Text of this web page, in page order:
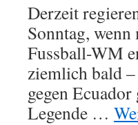
Derzeit
Sonntag,
Fussball-WM
ziemlich bald
gegen
Legende …